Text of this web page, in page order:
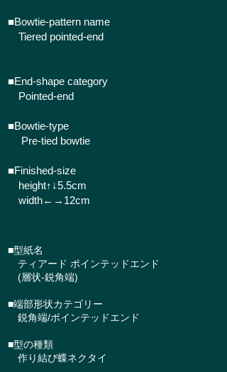
■Bowtie-pattern name
Tiered pointed-end
■End-shape category
Pointed-end
■Bowtie-type
Pre-tied bowtie
■​Finished-size
height↑↓5.5cm
width←→12cm
■型紙名
ティアード ポインテッドエンド
(層状-鋭角端)
■端部形状カテゴリー
鋭角端/ポインテッドエンド
■型の種類
作り結び蝶ネクタイ